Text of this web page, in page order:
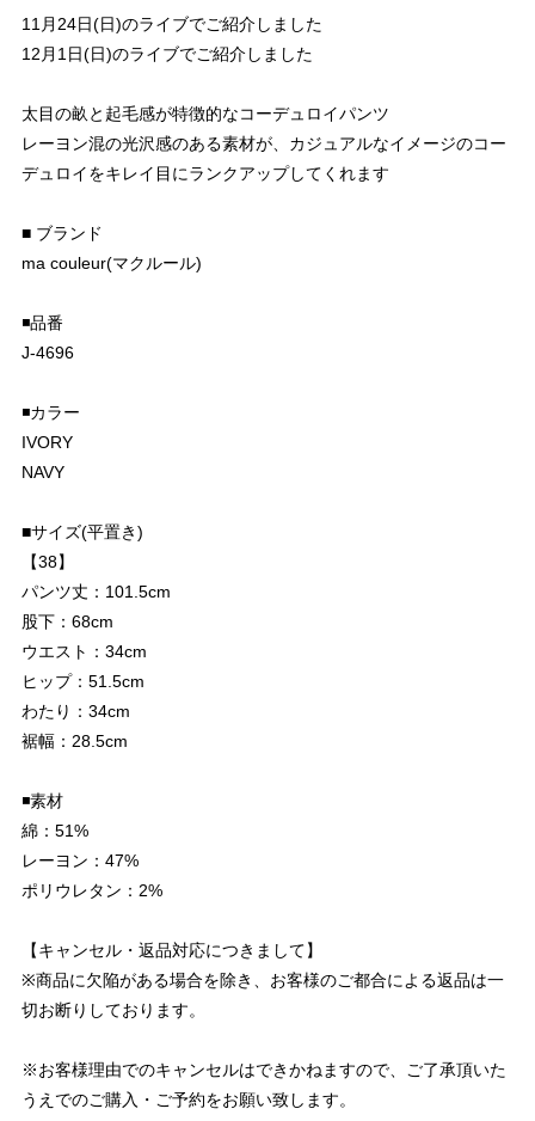
11月24日(日)のライブでご紹介しました
12月1日(日)のライブでご紹介しました
太目の畝と起毛感が特徴的なコーデュロイパンツ
レーヨン混の光沢感のある素材が、カジュアルなイメージのコー
デュロイをキレイ目にランクアップしてくれます
■ ブランド
ma couleur(マクルール)
◾️品番
J-4696
◾️カラー
IVORY
NAVY
■サイズ(平置き)
【38】
パンツ丈：101.5cm
股下：68cm
ウエスト：34cm
ヒップ：51.5cm
わたり：34cm
裾幅：28.5cm
◾️素材
綿：51%
レーヨン：47%
ポリウレタン：2%
【キャンセル・返品対応につきまして】
※商品に欠陥がある場合を除き、お客様のご都合による返品は一
切お断りしております。
※お客様理由でのキャンセルはできかねますので、ご了承頂いた
うえでのご購入・ご予約をお願い致します。